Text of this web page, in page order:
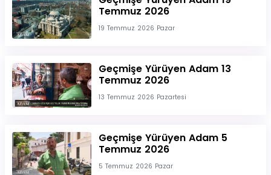
Temmuz 2026
19 Temmuz 2026 Pazar
Geçmişe Yürüyen Adam 13
Temmuz 2026
13 Temmuz 2026 Pazartesi
Geçmişe Yürüyen Adam 5
Temmuz 2026
5 Temmuz 2026 Pazar